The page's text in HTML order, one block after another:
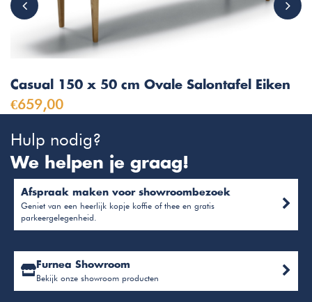
Casual 150 x 50 cm Ovale Salontafel Eiken
€659,00
Hulp nodig?
We helpen je graag!
Afspraak maken voor showroombezoek
Geniet van een heerlijk kopje koffie of thee en gratis
parkeergelegenheid.
Furnea Showroom
Bekijk onze showroom producten